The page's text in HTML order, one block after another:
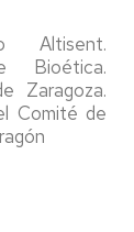
Altisent.
Bioética.
Zaragoza.
Comité de